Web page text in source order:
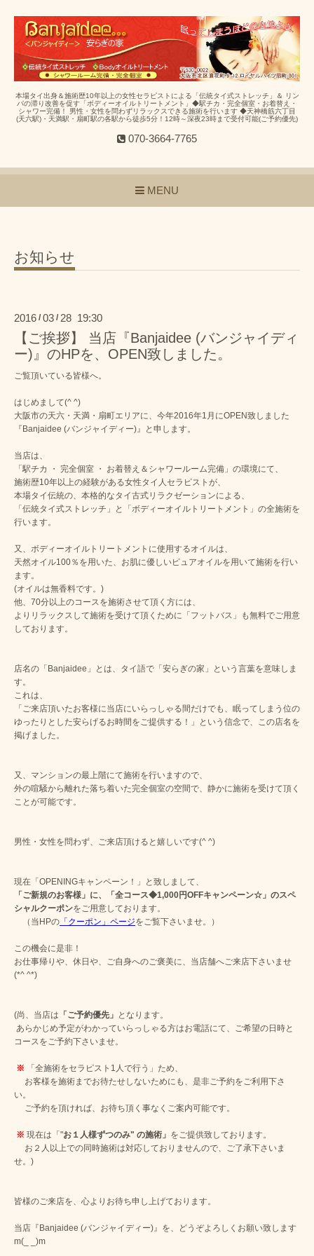
本場タイ出身＆施術歴10年以上の女性セラピストによる「伝統タイ式ストレッチ」＆ リン
パの滞り改善を促す「ボディーオイルトリートメント」◆駅チカ・完全個室・お着替え・
シャワー完備！ 男性・女性を問わずリラックスできる施術を行います ◆天神橋筋六丁目
(天六駅)・天満駅・扇町駅の各駅から徒歩5分！12時～深夜23時まで受付可能(ご予約優先)
070-3664-7765
MENU
お知らせ
2016 / 03 / 28 19:30
【ご挨拶】 当店『Banjaidee (バンジャイディ
ー)』のHPを、OPEN致しました。
ご覧頂いている皆様へ。
はじめまして(^ ^)
大阪市の天六・天満・扇町エリアに、今年2016年1月にOPEN致しました
『Banjaidee (バンジャイディー)』と申します。
当店は、
「駅チカ ・ 完全個室 ・ お着替え＆シャワールーム完備」の環境にて、
施術歴10年以上の経験がある女性タイ人セラピストが、
本場タイ伝統の、本格的なタイ古式リラクゼーションによる、
「伝統タイ式ストレッチ」と「ボディーオイルトリートメント」の全施術を
行います。
又、ボディーオイルトリートメントに使用するオイルは、
天然オイル100％を用いた、お肌に優しいピュアオイルを用いて施術を行い
ます。
(オイルは無香料です。)
他、70分以上のコースを施術させて頂く方には、
よりリラックスして施術を受けて頂くために「フットバス」も無料でご用意
しております。
店名の「Banjaidee」とは、タイ語で「安らぎの家」という言葉を意味しま
す。
これは、
「ご来店頂いたお客様に当店にいらっしゃる間だけでも、眠ってしまう位の
ゆったりとした安らげるお時間をご提供する！」という信念で、この店名を
掲げました。
又、マンションの最上階にて施術を行いますので、
外の喧騒から離れた落ち着いた完全個室の空間で、静かに施術を受けて頂く
ことが可能です。
男性・女性を問わず、ご来店頂けると嬉しいです(^ ^)
現在「OPENINGキャンペーン！」と致しまして、
「ご新規のお客様」に、「全コース◆1,000円OFFキャンペーン☆」のスペ
シャルクーポンをご用意しております。
（当HPの 「クーポン」ページをご覧下さいませ。）
この機会に是非！
お仕事帰りや、休日や、ご自身へのご褒美に、当店舗へご来店下さいませ
(*^ ^*)
(尚、当店は 「ご予約優先」 となります。
あらかじめ予定がわかっていらっしゃる方はお電話にて、ご希望の日時と
コースをご予約下さいませ。
※ 「全施術をセラピスト1人で行う」ため、
お客様を施術までお待たせしないためにも、是非ご予約をご利用下さ
い。
ご予約を頂ければ、お待ち頂く事なくご案内可能です。
※ 現在は「"お１人様ずつのみ" の施術」 をご提供致しております。
お２人以上での同時施術は対応しておりませんので、ご了承下さいま
せ。)
皆様のご来店を、心よりお待ち申し上げております。
当店『Banjaidee (バンジャイディー)』を、どうぞよろしくお願い致します
m(_ _)m